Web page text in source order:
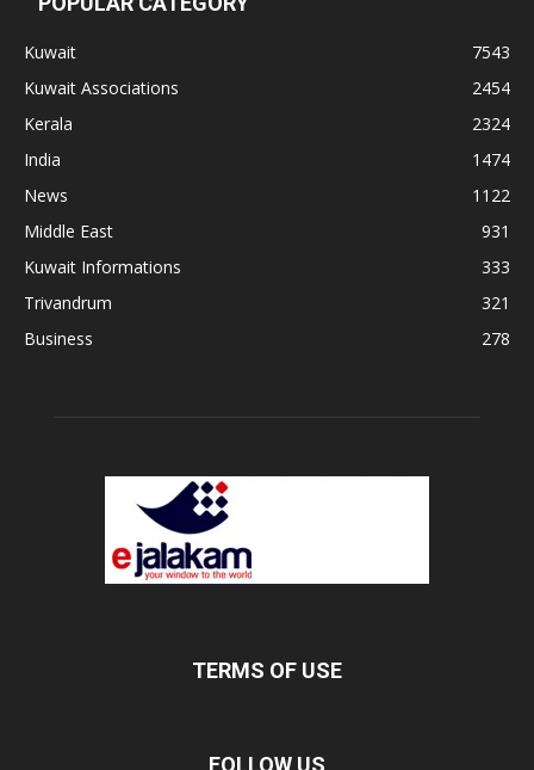
Kuwait
7543
Kuwait Associations
2454
Kerala
2324
India
1474
News
1122
Middle East
931
Kuwait Informations
333
Trivandrum
321
Business
278
TERMS OF USE
FOLLOW US